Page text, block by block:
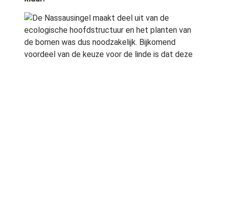
De Nassausingel maakt deel uit van de
ecologische hoofdstructuur en het planten van
de bomen was dus noodzakelijk. Bijkomend
voordeel van de keuze voor de linde is dat deze